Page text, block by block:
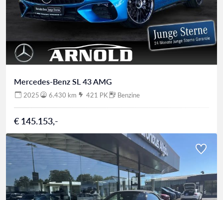
Mercedes-Benz SL 43 AMG
2025 6.430 km 421 PK Benzine
€ 145.153,-